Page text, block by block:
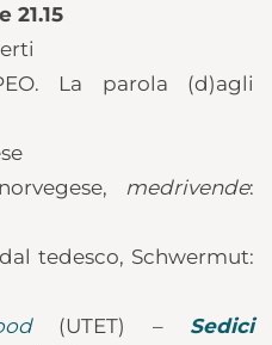
21.15
La parola (d)agli
medrivende:
tedesco, Schwermut:
(UTET) – Sedici